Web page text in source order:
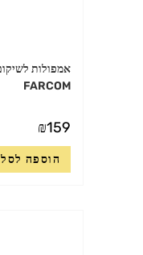
FARCOM
₪159
הוספה לסל